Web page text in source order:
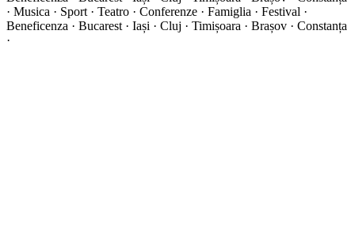
· Musica · Sport · Teatro · Conferenze · Famiglia · Festival ·
Beneficenza · Bucarest · Iași · Cluj · Timișoara · Brașov · Constanța
·